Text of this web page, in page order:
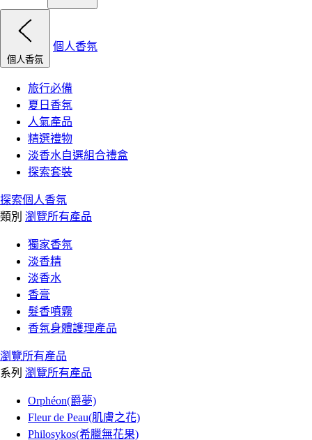
個人香氛
個人香氛
旅行必備
夏日香氛
人氣產品
精選禮物
淡香水自選組合禮盒
探索套裝
探索個人香氛
類別 瀏覽所有產品
獨家香氛
淡香精
淡香水
香膏
髮香噴霧
香氛身體護理產品
瀏覽所有產品
系列 瀏覽所有產品
Orphéon(爵夢)
Fleur de Peau(肌膚之花)
Philosykos(希臘無花果)